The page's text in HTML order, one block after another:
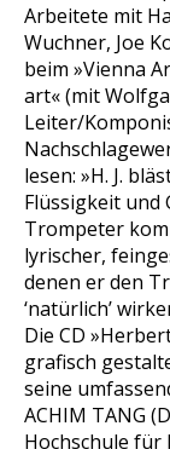
Arbeitete mit
Wuchner, Joe
beim »Vienna
art« (mit
Leiter/
lesen: »H. J.
Flüssigkeit und
Trompeter
lyrischer,
denen er den
‘natürlich’
Die CD
grafisch
seine
ACHIM TANG
Hochschule für